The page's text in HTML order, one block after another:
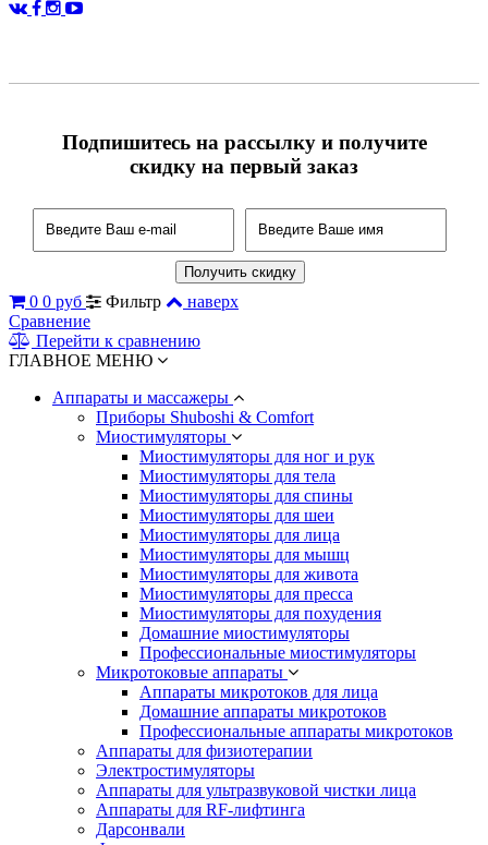
Подпишитесь на рассылку и получите
скидку на первый заказ
0 0 руб Фильтр
наверх
Сравнение
Перейти к сравнению
ГЛАВНОЕ МЕНЮ
Аппараты и массажеры
Приборы Shuboshi & Comfort
Миостимуляторы
Миостимуляторы для ног и рук
Миостимуляторы для тела
Миостимуляторы для спины
Миостимуляторы для шеи
Миостимуляторы для лица
Миостимуляторы для мышц
Миостимуляторы для живота
Миостимуляторы для пресса
Миостимуляторы для похудения
Домашние миостимуляторы
Профессиональные миостимуляторы
Микротоковые аппараты
Аппараты микротоков для лица
Домашние аппараты микротоков
Профессиональные аппараты микротоков
Аппараты для физиотерапии
Электростимуляторы
Аппараты для ультразвуковой чистки лица
Аппараты для RF-лифтинга
Дарсонвали